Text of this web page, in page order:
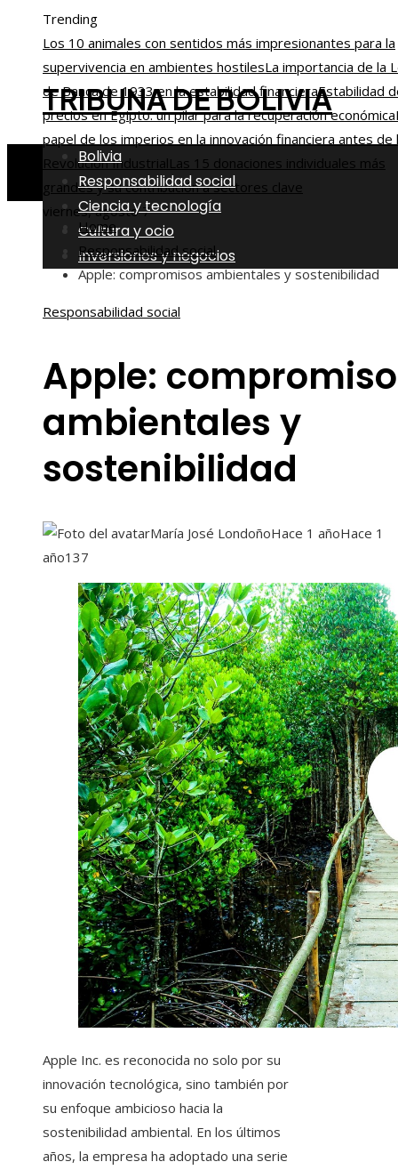
Trending
Los 10 animales con sentidos más impresionantes para la
supervivencia en ambientes hostilesLa importancia de la
de Banca de 1933 en la estabilidad financieraEstabilidad
precios en Egipto: un pilar para la recuperación económica
papel de los imperios en la innovación financiera antes de
Revolución IndustrialLas 15 donaciones individuales más
grandes y su contribución a sectores clave
viernes, agosto 7
TRIBUNA DE BOLIVIA
Bolivia
Responsabilidad social
Ciencia y tecnología
Cultura y ocio
Inversiones y negocios
Home
Responsabilidad social
Apple: compromisos ambientales y sostenibilidad
Responsabilidad social
Apple:
ambientales y
sostenibilidad
María José LondoñoHace 1 añoHace 1
año137
Apple Inc. es reconocida no solo por su
innovación tecnológica, sino también por
su enfoque ambicioso hacia la
sostenibilidad ambiental. En los últimos
años, la empresa ha adoptado una serie